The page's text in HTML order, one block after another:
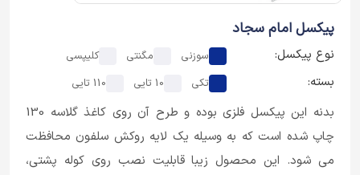
پیکسل امام سجاد
نوع پیکسل: سوزنی مگنتی کلیپسی
بسته: تکی 10 تایی 110 تایی
بدنه این پیکسل فلزی بوده و طرح آن روی کاغذ گلاسه 130
چاپ شده است که به وسیله یک لایه روکش سلفون محافظت
می شود. این محصول زیبا قابلیت نصب روی کوله پشتی،